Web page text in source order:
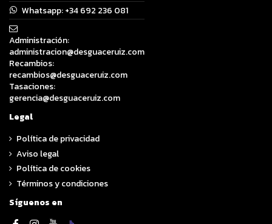
Whatsapp:+34 692 236 081
Administración:
administracion@desguaceruiz.com
Recambios:
recambios@desguaceruiz.com
Tasaciones:
gerencia@desguaceruiz.com
Legal
Política de privacidad
Aviso legal
Política de cookies
Términos y condiciones
Síguenos en